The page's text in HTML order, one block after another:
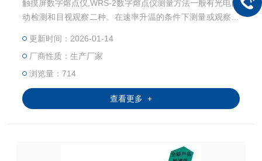
触摸屏数字熔点仪,WRS-2数字熔点仪测量方法一般有光电自
动检测和目视观察二种。在速率升温的条件下测量或观察它
更新时间：2026-01-14
厂商性质：生产厂家
浏览量：714
查看更多 +